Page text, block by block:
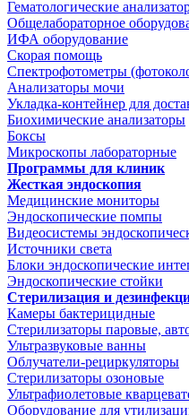
Гематологические
Общелабораторное
ИФА оборудование
Скорая помощь
Спектрофотометры
Анализаторы мочи
Укладка-контейнер для
Биохимические анализаторы
Боксы
Микроскопы лабораторные
Программы для клиник
Жесткая эндоскопия
Медицинские мониторы
Эндоскопические помпы
Видеосистемы
Источники света
Блоки эндоскопические
Эндоскопические стойки
Стерилизация и
Камеры бактерицидные
Стерилизаторы паровые,
Ультразвуковые ванны
Облучатели-рециркуляторы
Стерилизаторы озоновые
Ультрафиолетовые
Оборудование для